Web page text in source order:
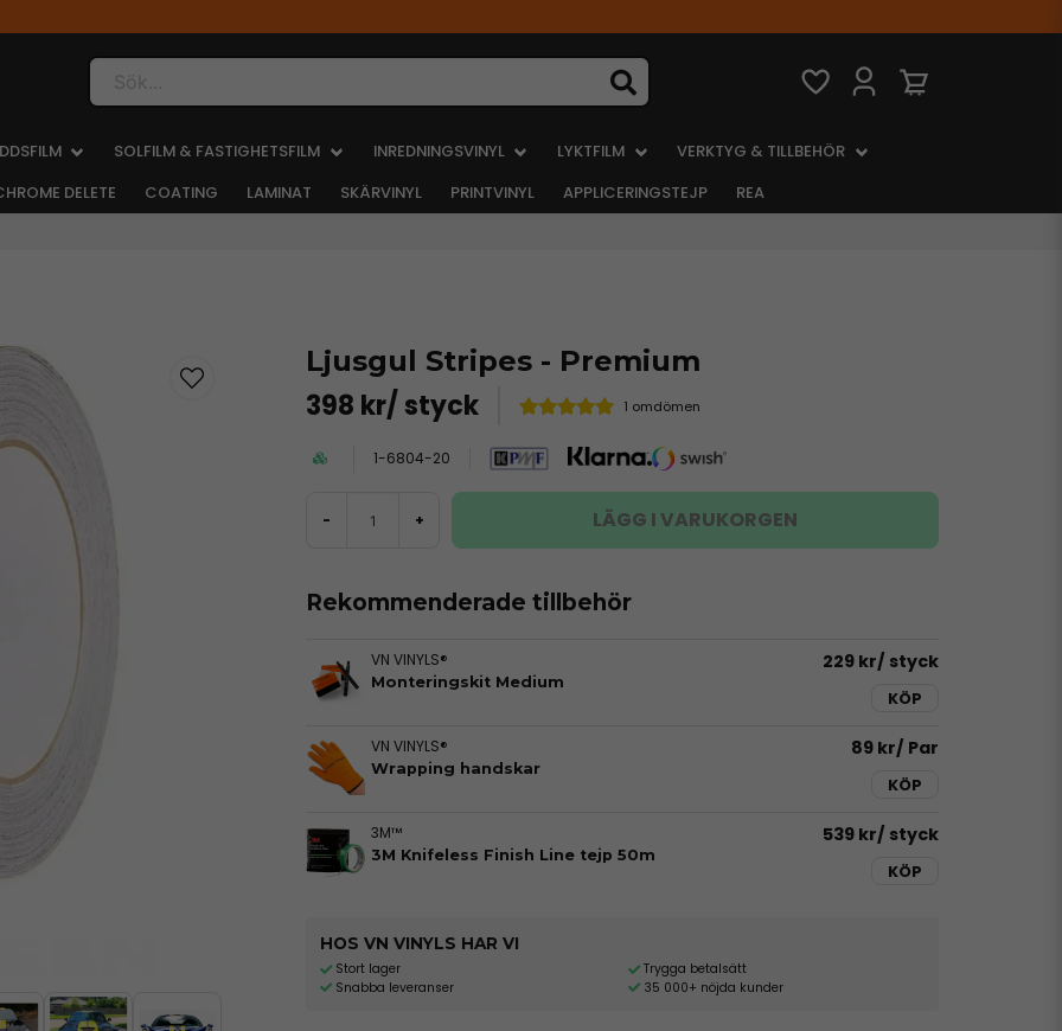
Sök...
SOLFILM & FASTIGHETSFILM INREDNINGSVINYL LYKTFILM
VERKTYG & TILLBEHÖR
DELETE COATING LAMINAT SKÄRVINYL PRINTVINYL APPLICERINGSTEJP REA
Ljusgul Stripes - Premium
398 kr/ styck 1 omdömen
1-6804-20
- + LÄGG I VARUKORGEN
Rekommenderade tillbehör
VN VINYLS®
Monteringskit Medium
229 kr/ styck
KÖP
VN VINYLS®
Wrapping handskar
89 kr/ Par
KÖP
3M™
3M Knifeless Finish Line tejp 50m
539 kr/ styck
KÖP
HOS VN VINYLS HAR VI
Stort lager
Snabba leveranser
Trygga betalsätt
35 000+ nöjda kunder